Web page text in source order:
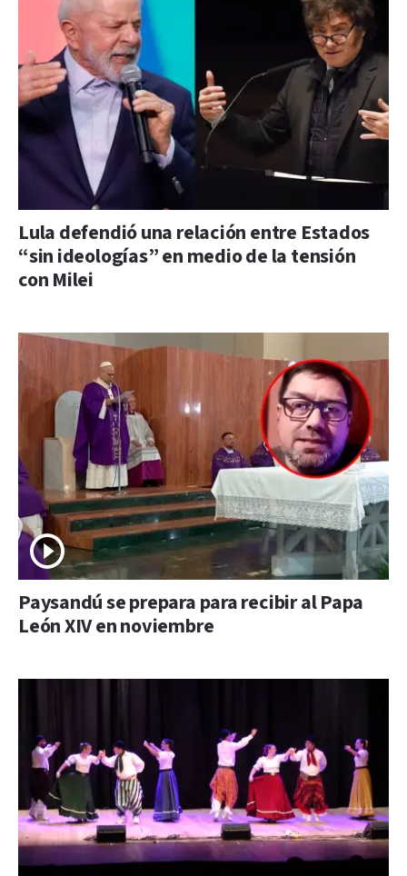
Lula defendió una relación entre Estados
“sin ideologías” en medio de la tensión
con Milei
Paysandú se prepara para recibir al Papa
León XIV en noviembre